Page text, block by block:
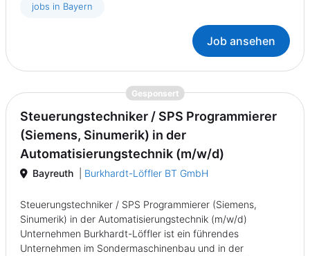
jobs in Bayern
Job ansehen
Gesponsert{prompt.job}
Steuerungstechniker / SPS Programmierer
(Siemens, Sinumerik) in der
Automatisierungstechnik (m/w/d)
Bayreuth Burkhardt-Löffler BT GmbH
Steuerungstechniker / SPS Programmierer (Siemens,
Sinumerik) in der Automatisierungstechnik (m/w/d)
Unternehmen Burkhardt-Löffler ist ein führendes
Unternehmen im Sondermaschinenbau und in der